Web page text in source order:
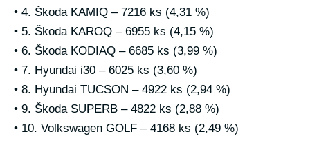
• 4. Škoda KAMIQ – 7216 ks (4,31 %)
• 5. Škoda KAROQ – 6955 ks (4,15 %)
• 6. Škoda KODIAQ – 6685 ks (3,99 %)
• 7. Hyundai i30 – 6025 ks (3,60 %)
• 8. Hyundai TUCSON – 4922 ks (2,94 %)
• 9. Škoda SUPERB – 4822 ks (2,88 %)
• 10. Volkswagen GOLF – 4168 ks (2,49 %)